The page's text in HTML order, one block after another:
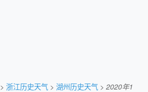
> 浙江历史天气 > 湖州历史天气 > 2020年1